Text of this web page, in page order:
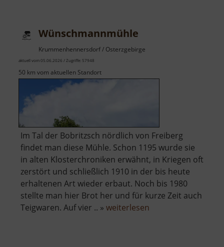
Wünschmannmühle
Krummenhennersdorf / Osterzgebirge
aktuell vom 05.06.2026 / Zugriffe: 57948
50 km vom aktuellen Standort
Im Tal der Bobritzsch nördlich von Freiberg
findet man diese Mühle. Schon 1195 wurde sie
in alten Klosterchroniken erwähnt, in Kriegen oft
zerstört und schließlich 1910 in der bis heute
erhaltenen Art wieder erbaut. Noch bis 1980
stellte man hier Brot her und für kurze Zeit auch
Teigwaren. Auf vier .. » weiterlesen